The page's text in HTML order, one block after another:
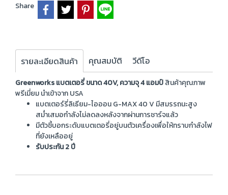
Share
รายละเอียดสินค้า คุณสมบัติ วีดีโอ
Greenworks แบตเตอรี่ ขนาด 40V, ความจุ 4 แอมป์สินค้าคุณภาพ
พรีเมี่ยม นำเข้าจาก USA
แบตเตอร์รี่ลิเธียม-ไอออน G-MAX 40 V มีสมรรถนะสูง
สม่ำเสมอกำลังไม่ลดลงหลังจากผ่านการชาร์จแล้ว
มีตัวชี้บอกระดับแบตเตอรี่อยู่บนตัวเครื่องเพื่อให้ทราบกำลังไฟ
ที่ยังเหลืออยู่
รับประกัน 2 ปี